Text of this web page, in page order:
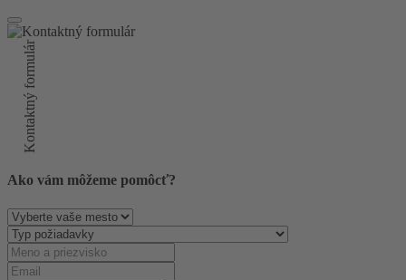
Kontaktný formulár
Ako vám môžeme pomôcť?